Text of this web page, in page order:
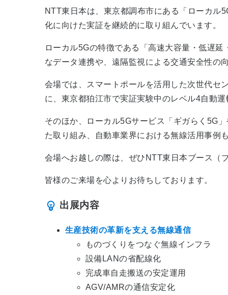
NTT東日本は、東京都調布市にある「ローカル
化に向けた実証を継続的に取り組んでいます。
ローカル5Gの特徴である「高速大容量・低遅
なデータ連携や、遠隔監視による交通安全性の
会場では、スマートポールを活用した次世代セ
に、東京都狛江市で実証実験中のレベル4自動
そのほか、ローカル5Gサービス「ギガらく5G
た取り組み、自動車業界における無線活用事例
会場へお越しの際は、ぜひNTT東日本ブース（
皆様のご来場を心よりお待ちしております。
出展内容
生産技術の革新を支える無線通信
ものづくりをつなぐ無線インフラ
設備LANの省配線化
完成車自走搬送の安定運用
AGV/AMRの通信安定化